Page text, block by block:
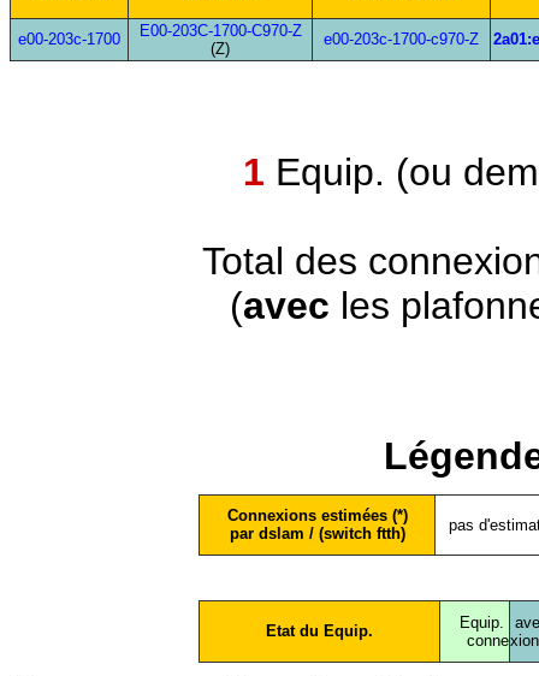
e00-203c-1700
E00-203C-1700-C970-Z
(Z)
e00-203c-1700-c970-Z
1 Equip. (ou
Total des
(avec les
Connexions estimées (*)
par dslam / (switch ftth)
pas
Etat du Equip.
Equip.
conne